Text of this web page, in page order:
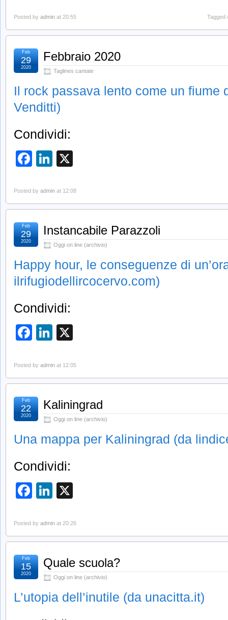
Posted by admin at 20:55 Tagged
Febbraio 2020
Taglines cantate
Feb
29
2020
Il rock passava lento come un fiume
Venditti)
Condividi:
Facebook
LinkedIn
Posted by admin at 12:08
Instancabile Parazzoli
Oggi on line (archivio)
Feb
29
2020
Happy hour, le conseguenze di
ilrifugiodellircocervo.com)
Condividi:
Facebook
LinkedIn
Posted by admin at 12:05
Kaliningrad
Oggi on line (archivio)
Feb
22
2020
Una mappa per Kaliningrad (da
Condividi:
Facebook
LinkedIn
Posted by admin at 20:26
Quale scuola?
Oggi on line (archivio)
Feb
15
2020
L’utopia dell’inutile (da unacitta.it)